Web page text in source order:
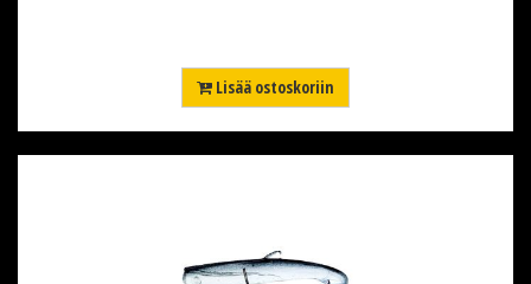
Lisää ostoskoriin